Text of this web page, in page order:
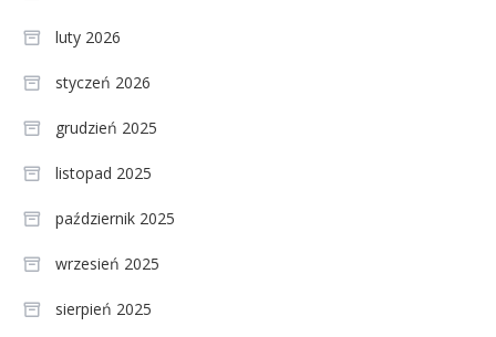
luty 2026
styczeń 2026
grudzień 2025
listopad 2025
październik 2025
wrzesień 2025
sierpień 2025